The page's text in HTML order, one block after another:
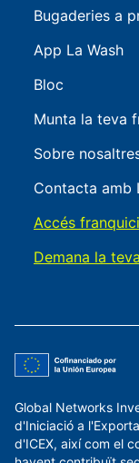
Bugaderies a
App La Wash
Bloc
Munta la teva
Sobre
Contacta amb
Accés
Demana la
Global Networks
d'Iniciació a
d'ICEX, així com el